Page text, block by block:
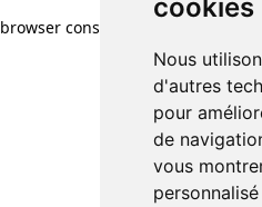
cookies
Nous
d'autres
pour
de
vous
browser console for more